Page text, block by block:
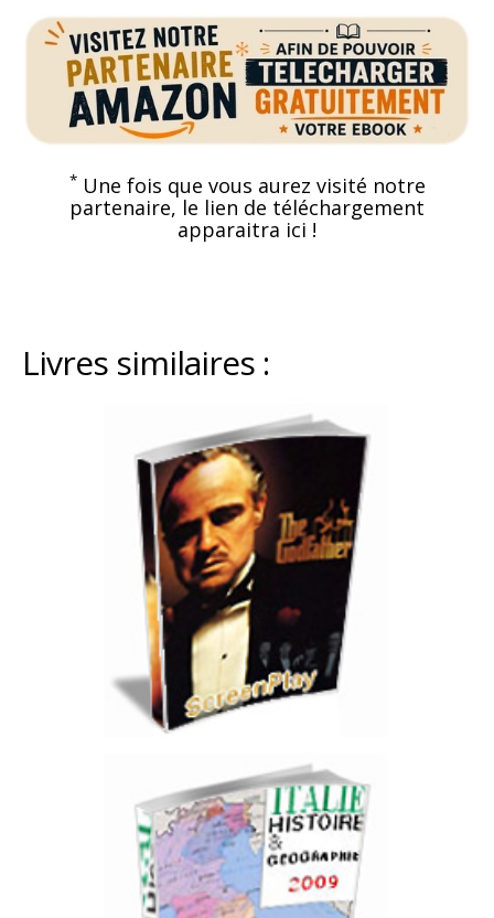
*Une fois que vous aurez visité notre
partenaire, le lien de téléchargement
apparaitra ici !
Livres similaires :